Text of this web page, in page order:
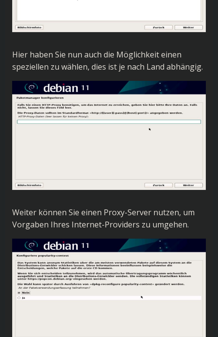
Hier haben Sie nun auch die Möglichkeit einen
speziellen zu wählen, dies ist je nach Land abhängig.
Weiter können Sie einen Proxy-Server nutzen, um
Vorgaben Ihres Internet-Providers zu umgehen.